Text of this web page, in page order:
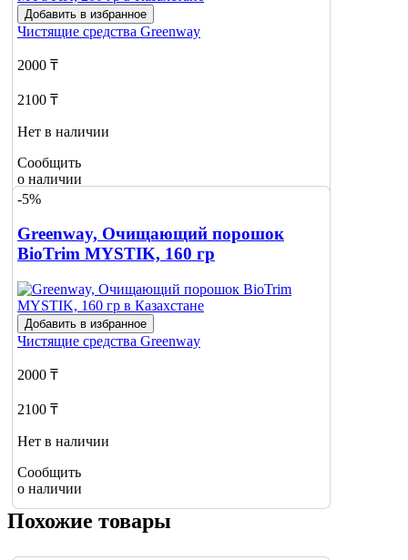
Добавить в избранное
Чистящие средства Greenway
2000 ₸
2100 ₸
Нет в наличии
Сообщить
о наличии
-5%
Greenway, Очищающий порошок
BioTrim MYSTIK, 160 гр
Добавить в избранное
Чистящие средства Greenway
2000 ₸
2100 ₸
Нет в наличии
Сообщить
о наличии
Похожие товары